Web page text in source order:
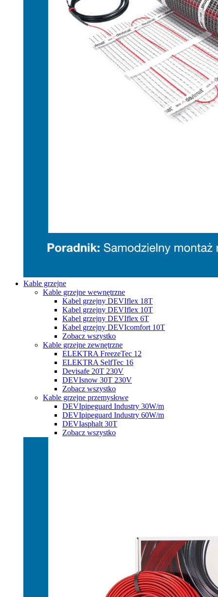
Kable grzejne
Kable grzejne wewnętrzne
Kabel grzejny DEVIflex 18T
Kabel grzejny DEVIflex 10T
Kabel grzejny DEVIflex 6T
Kabel grzejny DEVIcomfort 10T
Zobacz wszystko
Kable grzejne zewnętrzne
ELEKTRA FreezeTec 12
ELEKTRA SelfTec 16
Devisafe 20T 230V
DEVIsnow 30T 230V
Zobacz wszystko
Kable grzejne przemysłowe
DEVIpipeguard Industry 30W/m
DEVIpipeguard Industry 60W/m
DEVIasphalt 30T
Zobacz wszystko